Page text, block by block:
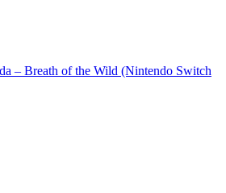
– Breath of the Wild (Nintendo Switch